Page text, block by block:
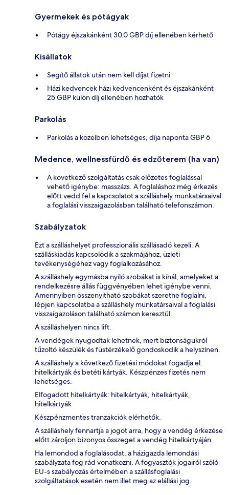
Gyermekek és pótágyak
Pótágy éjszakánként 30.0 GBP díj ellenében kérhető
Kisállatok
Segítő állatok után nem kell díjat fizetni
Házi kedvencek házi kedvencenként és éjszakánként
25 GBP külön díj ellenében hozhatók
Parkolás
Parkolás a közelben lehetséges, díja naponta GBP 6
Medence, wellnessfürdő és edzőterem (ha van)
A következő szolgáltatás csak előzetes foglalással
vehető igénybe: masszázs. A foglaláshoz még érkezés
előtt vedd fel a kapcsolatot a szálláshely munkatársaival
a foglalási visszaigazolásban található telefonszámon.
Szabályzatok
Ezt a szálláshelyet professzionális szállásadó kezeli. A
szálláskiadás kapcsolódik a szakmájához, üzleti
tevékenységéhez vagy foglalkozásához.
A szálláshely egymásba nyíló szobákat is kínál, amelyeket a
rendelkezésre állás függvényében lehet igénybe venni.
Amennyiben összenyitható szobákat szeretne foglalni,
lépjen kapcsolatba a szálláshely munkatársaival a foglalási
visszaigazoláson található számon keresztül.
A szálláshelyen nincs lift.
A vendégek nyugodtak lehetnek, mert biztonságukról
tűzoltó készülék és füstérzékelő gondoskodik a helyszínen.
A szálláshely a következő fizetési módokat fogadja el:
hitelkártyák és betéti kártyák. Készpénzes fizetés nem
lehetséges.
Elfogadott hitelkártyák: hitelkártyák, hitelkártyák,
hitelkártyák
Készpénzmentes tranzakciók elérhetők.
A szálláshely fennartja a jogot arra, hogy a vendég érkezése
előtt zároljon bizonyos összeget a vendég hitelkártyáján.
Ha lemondod a foglalásodat, a házigazda lemondási
szabályzata fog rád vonatkozni. A fogyasztók jogairól szóló
EU-s szabályozás értelmében a szállásfoglalási
szolgáltatások esetén nem illet meg az elállási jog.